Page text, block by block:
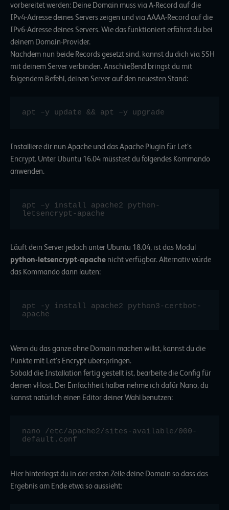
vorbereitet werden: Deine Domain muss via A-Record auf die
IPv4-Adresse deines Servers zeigen und via AAAA-Record auf die
IPv6-Adresse deines Servers. Wie das funktioniert erfährst du bei
deinem Domain-Provider.
Nachdem nun beide Records gesetzt sind, kannst du dich via SSH
mit deinem Server verbinden. Anschließend bringst du mit
folgendem Befehl, deinen Server auf den neuesten Stand:
apt –y update && apt –y upgrade
Installiere dir nun Apache und das Apache Plugin für Let’s
Encrypt. Unter Ubuntu 16.04 müsstest du folgendes Kommando
anwenden.
apt –y install apache2 python-
letsencrypt-apache
Läuft dein Server jedoch unter Ubuntu 18.04, ist das Modul
python-letsencrypt-apache nicht verfügbar. Alternativ würde
das Kommando dann lauten:
apt -y install apache2 python3-certbot-
apache
Wenn du das ganze ohne Domain machen willst, kannst du die
Punkte mit Let’s Encrypt überspringen.
Sobald die Installation fertig gestellt ist, bearbeite die Config für
deinen vHost. Der Einfachheit halber nehme ich dafür Nano, du
kannst natürlich einen Editor deiner Wahl benutzen:
nano /etc/apache2/sites-available/000-
default.conf
Hier hinterlegst du in der ersten Zeile deine Domain so dass das
Ergebnis am Ende etwa so aussieht: